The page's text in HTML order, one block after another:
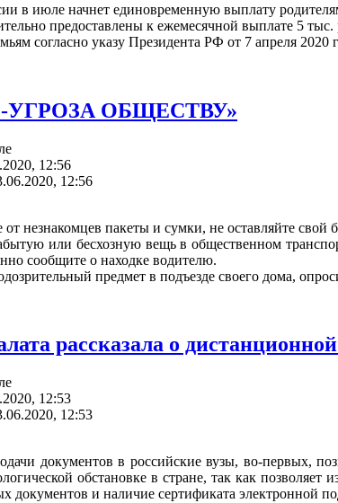
в июле начнет единовременную выплату
предоставлены к ежемесячной выплате 5
согласно указу Президента РФ от 7 апреля
УГРОЗА ОБЩЕСТВУ»
12:56
12:56
незнакомцев пакеты и сумки, не оставляйте свой
или бесхозную вещь в общественном
сообщите о находке водителю.
предмет в подъезде своего дома,
рассказала о
12:53
12:53
документов в российские вузы, во-первых,
обстановке в стране, так как
документов и наличие сертификата электронной